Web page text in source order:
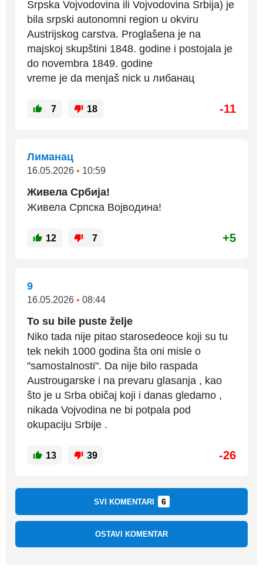
Srpska Vojvodovina ili Vojvodovina Srbija) je
bila srpski autonomni region u okviru
Austrijskog carstva. Proglašena je na
majskoj skupštini 1848. godine i postojala je
do novembra 1849. godine
vreme je da menjaš nick u либанац
7 18 -11
Лиманац
16.05.2026 • 10:59
Живела Србија!
Живела Српска Војводина!
12 7 +5
9
16.05.2026 • 08:44
To su bile puste želje
Niko tada nije pitao starosedeoce koji su tu
tek nekih 1000 godina šta oni misle o
"samostalnosti". Da nije bilo raspada
Austrougarske i na prevaru glasanja , kao
što je u Srba običaj koji i danas gledamo ,
nikada Vojvodina ne bi potpala pod
okupaciju Srbije .
13 39 -26
SVI KOMENTARI 6
OSTAVI KOMENTAR